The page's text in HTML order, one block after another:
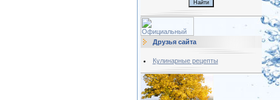
Друзья сайта
Кулинарные рецепты